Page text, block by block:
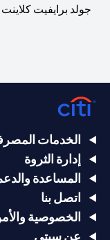
جولد برايفيت
الخدمات
إدارة الثروة
المساعدة
اتصل بنا
الخصوصية
عن سيتي